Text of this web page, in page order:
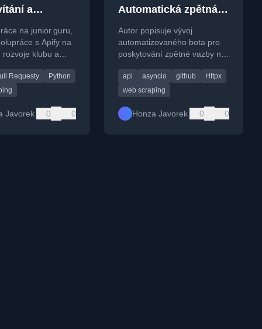
a
možné
na junior.guru,
s Apify na
rozvoje klubu a
Requesty
Python
Javorek 0 0
Automatická zpětná
vazba na GitHub
profil a opravy
scraperů
Autor popisuje vývoj
automatizovaného bota pro
poskytování zpětné vazby na
komunity junior.guru, včetně
technických detailů a
api asyncio github
Httpx
web scraping
Honza Javorek 0 0